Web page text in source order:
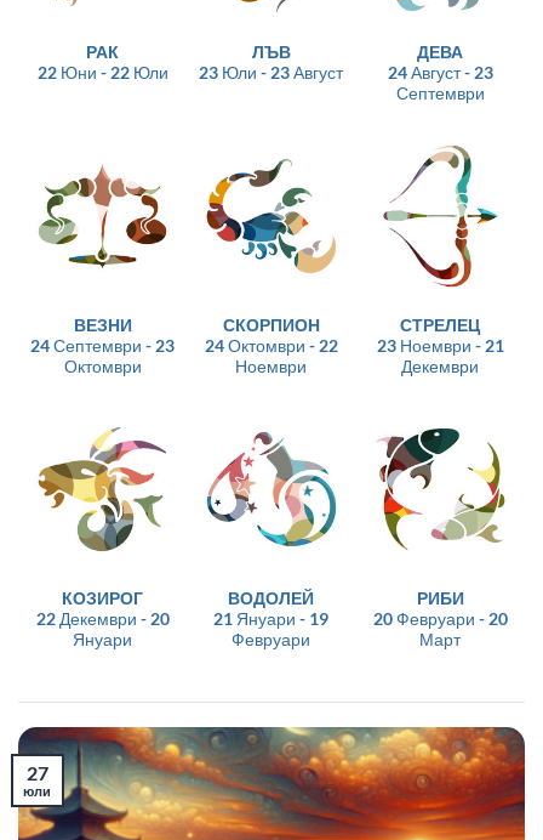
РАК
22 Юни - 22 Юли
ЛЪВ
23 Юли - 23 Август
ДЕВА
24 Август - 23
Септември
ВЕЗНИ
24 Септември - 23
Октомври
СКОРПИОН
24 Октомври - 22
Ноември
СТРЕЛЕЦ
23 Ноември - 21
Декември
КОЗИРОГ
22 Декември - 20
Януари
ВОДОЛЕЙ
21 Януари - 19
Февруари
РИБИ
20 Февруари - 20
Март
27
юли